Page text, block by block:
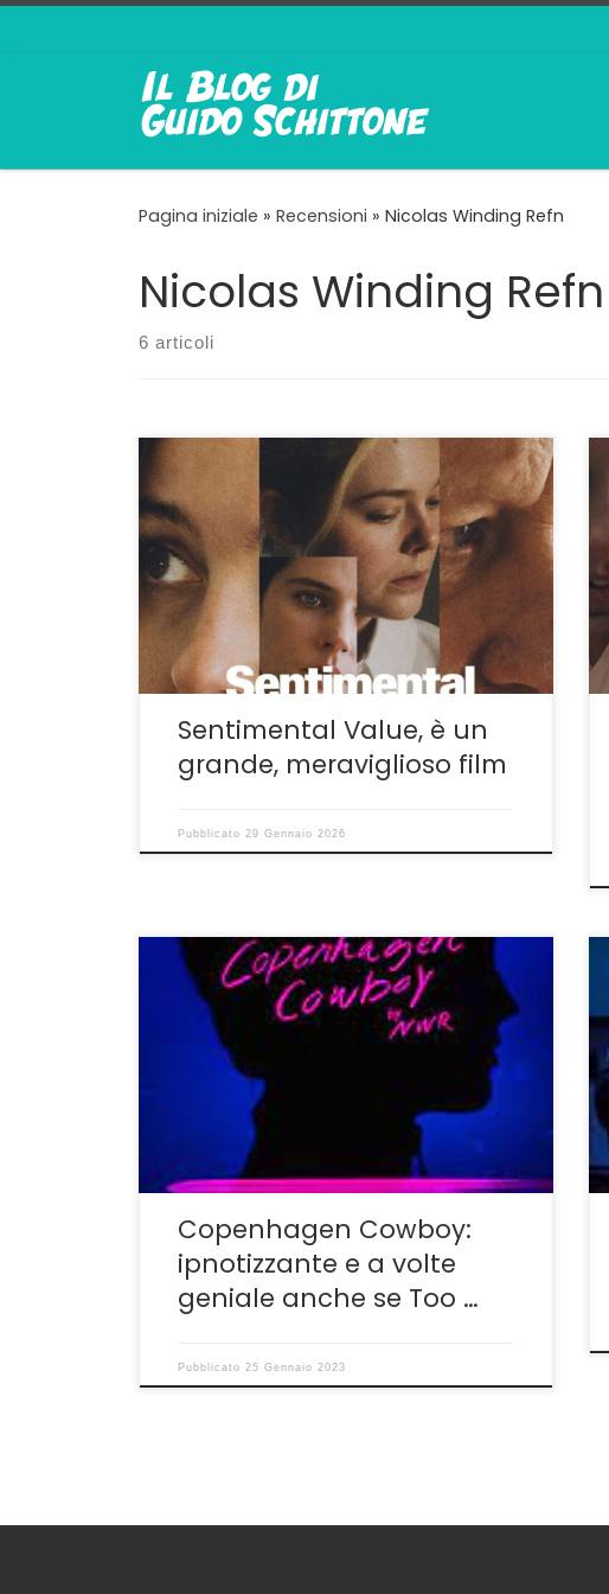
Pagina iniziale » Recensioni » Nicolas Winding Refn
Nicolas Winding Refn
6 articoli
Joachim Trier con grazia nel non detto
familiare C’è una casa che contiene ricordi,
crepe, rumori e silenzi. Luogo di protezione e
di misteri alla Fanny e Alexander. C’è
un’attrice che sembra Gena Rowlands in
Opening Night del marito John Cassavetes in
preda a una crisi di panico prima di […]
Sentimental Value, è un
grande, meraviglioso film
Pubblicato 29 Gennaio 2026
Il ritorno di #NWR tra narcisismo e alta qualità
Per restare in tema di autoreferenzialità
dopo il discusso Bardo di Inárritu-Bardo: il non
luogo di Iñárritu dove l’onirico stanca e
l’eccesso di narcismo soffoca le intuizioni–
ecco un altro esempio di cinema-che sia una
serie tv distribuita da Netflix poco […]
Copenhagen Cowboy:
ipnotizzante e a volte
geniale anche se Too …
Pubblicato 25 Gennaio 2023